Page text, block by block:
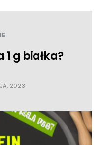
g białka?
2023